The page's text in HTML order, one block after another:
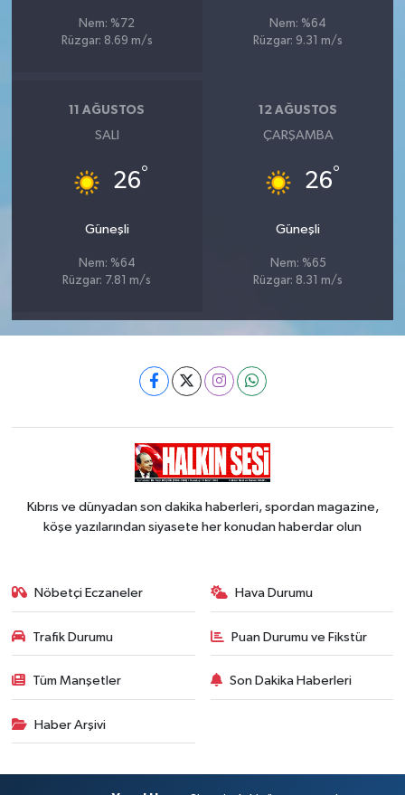
Nem: %72
Rüzgar: 8.69 m/s
Nem: %64
Rüzgar: 9.31 m/s
11 AĞUSTOS
SALI
26°
Güneşli
Nem: %64
Rüzgar: 7.81 m/s
12 AĞUSTOS
ÇARŞAMBA
26°
Güneşli
Nem: %65
Rüzgar: 8.31 m/s
Kıbrıs ve dünyadan son dakika haberleri, spordan magazine,
köşe yazılarından siyasete her konudan haberdar olun
Nöbetçi Eczaneler Hava Durumu
Trafik Durumu Puan Durumu ve Fikstür
Tüm Manşetler Son Dakika Haberleri
Haber Arşivi